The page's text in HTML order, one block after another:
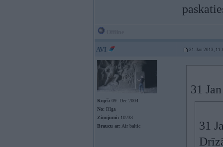
AVI 31. Jan 2013,
Kopš: 09. Dec 2004
No: Rīga
Ziņojumi: 10233
Braucu ar: Air baltic
31
31